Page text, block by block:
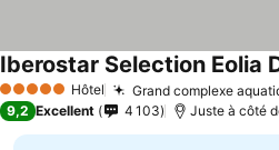
5 Étoiles Hôtel Grand complexe
Iberostar Selection Eolia
9,2 Excellent 4 103 Juste à côté